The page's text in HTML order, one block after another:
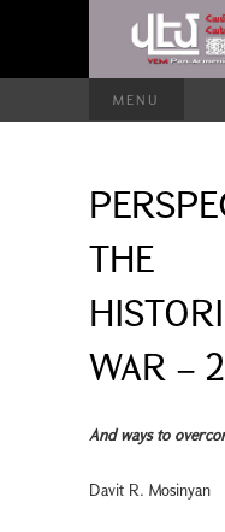
MENU
THE
WAR –
And ways to
Davit R. Mosinyan